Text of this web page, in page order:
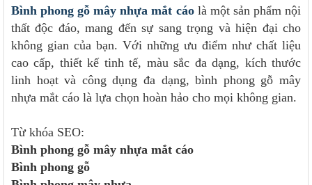
Bình phong gỗ mây nhựa mắt cáolà một sản phẩm nội
thất độc đáo, mang đến sự sang trọng và hiện đại cho
không gian của bạn. Với những ưu điểm như chất liệu
cao cấp, thiết kế tinh tế, màu sắc đa dạng, kích thước
linh hoạt và công dụng đa dạng, bình phong gỗ mây
nhựa mắt cáo là lựa chọn hoàn hảo cho mọi không gian.
Từ khóa SEO:
Bình phong gỗ mây nhựa mắt cáo
Bình phong gỗ